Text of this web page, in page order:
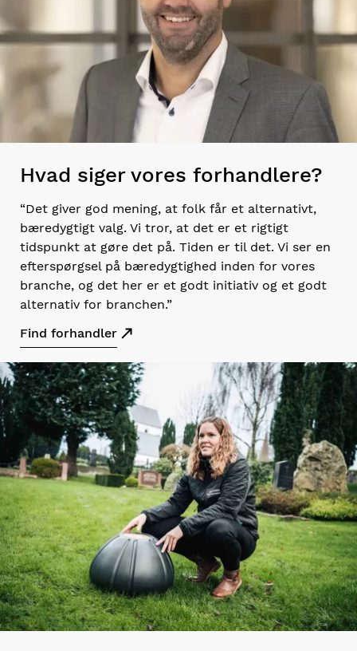
Hvad siger vores forhandlere?
“Det giver god mening, at folk får et alternativt,
bæredygtigt valg. Vi tror, at det er et rigtigt
tidspunkt at gøre det på. Tiden er til det. Vi ser en
efterspørgsel på bæredygtighed inden for vores
branche, og det her er et godt initiativ og et godt
alternativ for branchen.”
Find forhandler